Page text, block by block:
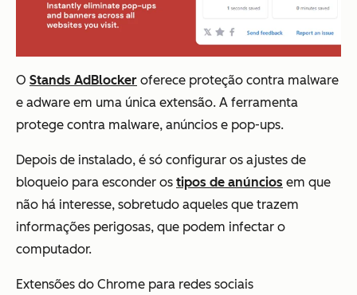
O Stands AdBlocker oferece proteção contra malware
e adware em uma única extensão. A ferramenta
protege contra malware, anúncios e pop-ups.
Depois de instalado, é só configurar os ajustes de
bloqueio para esconder os tipos de anúncios em que
não há interesse, sobretudo aqueles que trazem
informações perigosas, que podem infectar o
computador.
Extensões do Chrome para redes sociais